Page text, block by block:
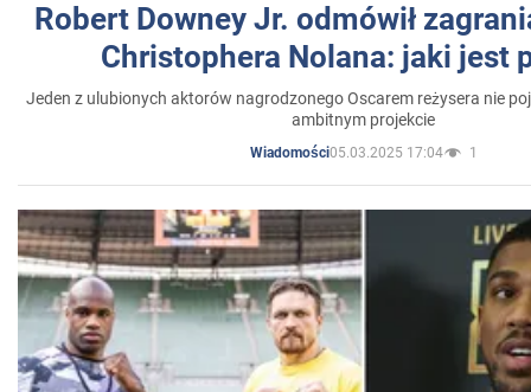
Robert Downey Jr. odmówił
Christophera Nolana: jaki jest
Jeden z ulubionych aktorów nagrodzonego Oscarem reżysera nie
ambitnym projekcie
Wiadomości05.03.2025 17:04 1